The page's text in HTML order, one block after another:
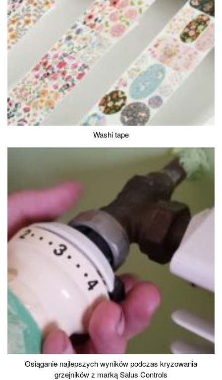
Washi tape
Osiąganie najlepszych wyników podczas kryzowania
grzejników z marką Salus Controls